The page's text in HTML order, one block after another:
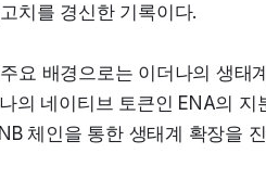
치를 경신한 기록이다.
요 배경으로는 이더나의 생태
의 네이티브 토큰인 ENA의
체인을 통한 생태계 확장을